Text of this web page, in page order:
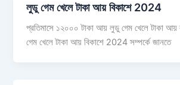
লুডু গেম খেলে টাকা আয় বিকাশে 2024
প্রতিমাসে ১২০০০ টাকা আয় লুডু গেম খেলে টাকা আয়
গেম খেলে টাকা আয় বিকাশে 2024 সম্পর্কে জানতে